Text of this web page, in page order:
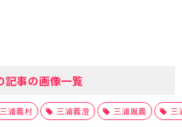
記事の画像一覧
三浦義村 三浦義澄 三浦胤義 三